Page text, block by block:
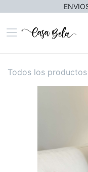
Todos los productos